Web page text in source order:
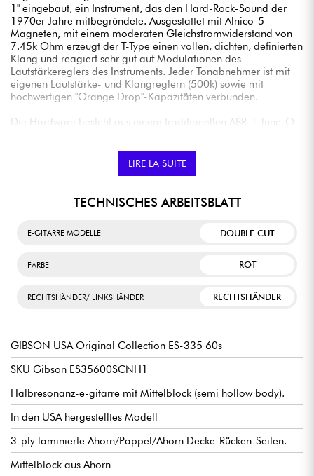
1" eingebaut, ein Instrument, das den Hard-Rock-Sound der
1970er Jahre mitbegründete. Ausgestattet mit Alnico-5-
Magneten, mit einem moderaten Gleichstromwiderstand von
7.45k Ohm erzeugt der T-Type einen vollen, dichten, definierten
Klang und reagiert sehr gut auf Modulationen des
Lautstärkereglers des Instruments. Jeder Tonabnehmer ist mit
eigenen Lautstärke- und Klangreglern (500k) sowie mit
hochwertigen "Orange Drop"-Kapazitäten verbunden.
Die Hardware besteht aus einem traditionellen ABR-1 Tune-O-
Nitrozellulose-Lack spielt, wie bei den alten Gibsons, eine
Lackierung ist jedoch relativ empfindlich gegenüber dem
Kontakt mit Kunststoffen und Schaumstoffen einiger Stände
reinigend sind.
LIRE LA SUITE
TECHNISCHES ARBEITSBLATT
E-GITARRE MODELLE DOUBLE CUT
FARBE ROT
RECHTSHÄNDER/ LINKSHÄNDER RECHTSHÄNDER
GIBSON USA Original Collection ES-335 60s
SKU Gibson ES35600SCNH1
Halbresonanz-e-gitarre mit Mittelblock (semi hollow body).
In den USA hergestelltes Modell
3-ply laminierte Ahorn/Pappel/Ahorn Decke-Rücken-Seiten.
Mittelblock aus Ahorn